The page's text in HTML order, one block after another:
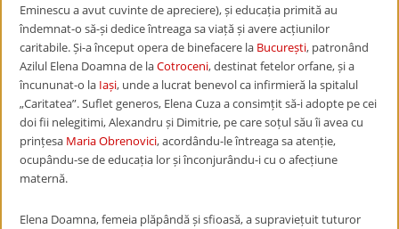
Eminescu a avut cuvinte de apreciere), și educația primită au
îndemnat-o să-și dedice întreaga sa viață și avere acțiunilor
caritabile. Și-a început opera de binefacere la București, patronând
Azilul Elena Doamna de laCotroceni, destinat fetelor orfane, și a
încununat-o la Iași, unde a lucrat benevol ca infirmieră la spitalul
„Caritatea”. Suflet generos, Elena Cuza a consimțit să-i adopte pe cei
doi fii nelegitimi, Alexandru și Dimitrie, pe care soțul său îi avea cu
prințesa Maria Obrenovici, acordându-le întreaga sa atenție,
ocupându-se de educația lor și înconjurându-i cu o afecțiune
maternă.
Elena Doamna, femeia plăpândă și sfioasă, a supraviețuit tuturor